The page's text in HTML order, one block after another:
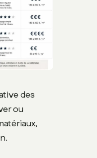
des
ou